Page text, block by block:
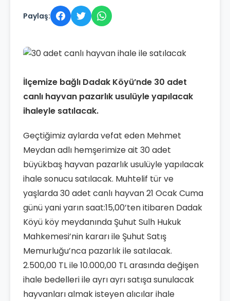
Paylaş:
İlçemize bağlı Dadak Köyü’nde 30 adet
canlı hayvan pazarlık usulüyle yapılacak
ihaleyle satılacak.
Geçtiğimiz aylarda vefat eden Mehmet
Meydan adlı hemşerimize ait 30 adet
büyükbaş hayvan pazarlık usulüyle yapılacak
ihale sonucu satılacak. Muhtelif tür ve
yaşlarda 30 adet canlı hayvan 21 Ocak Cuma
günü yani yarın saat:15,00’ten itibaren Dadak
Köyü köy meydanında Şuhut Sulh Hukuk
Mahkemesi’nin kararı ile Şuhut Satış
Memurluğu’nca pazarlık ile satılacak.
2.500,00 TL ile 10.000,00 TL arasında değişen
ihale bedelleri ile ayrı ayrı satışa sunulacak
hayvanları almak isteyen alıcılar ihale